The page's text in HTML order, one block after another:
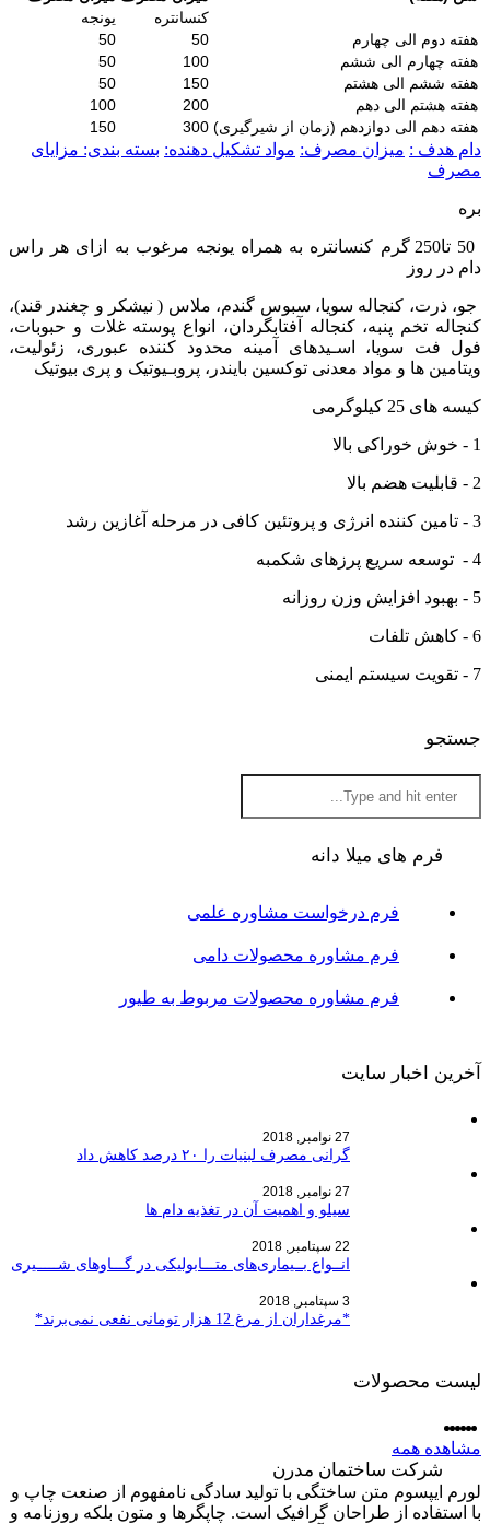
کنسانتره
یونجه
هفته دوم الی چهارم
50
50
هفته چهارم الی ششم
100
50
هفته ششم الی هشتم
150
50
هفته هشتم الی دهم
200
100
هفته دهم الی دوازدهم (زمان از شیرگیری) 300
150
دام هدف : میزان مصرف: مواد تشکیل دهنده: بسته بندی: مزایای
مصرف
بره
50 تا250 گرم کنسانتره به همراه یونجه مرغوب به ازای هر راس
دام در روز
جو، ذرت، کنجاله سویا، سبوس گندم، ملاس ( نیشکر و چغندر قند)،
کنجاله تخم پنبه، کنجاله آفتابگردان، انواع پوسته غلات و حبوبات،
فول فت سویا، اسـیدهای آمینه محدود کننده عبوری، زئولیت،
ویتامین ها و مواد معدنی توکسین بایندر، پروبـیوتیک و پری بیوتیک
کیسه های 25 کیلوگرمی
1 - خوش خوراکی بالا
2 - قابلیت هضم بالا
3 - تامین کننده انرژی و پروتئین کافی در مرحله آغازین رشد
4 - توسعه سریع پرزهای شکمبه
5 - بهبود افزایش وزن روزانه
6 - کاهش تلفات
7 - تقویت سیستم ایمنی
جستجو
فرم های میلا دانه
فرم درخواست مشاوره علمی
فرم مشاوره محصولات دامی
فرم مشاوره محصولات مربوط به طیور
آخرین اخبار سایت
27 نوامبر, 2018
گرانی مصرف لبنیات را ۲۰ درصد کاهش داد
27 نوامبر, 2018
سیلو و اهمیت آن در تغذیه دام ها
22 سپتامبر, 2018
انــواع بــیماری‌های متـــابولیکی در گـــاوهای شـــــیری
3 سپتامبر, 2018
*مرغداران از مرغ 12 هزار تومانی نفعی نمی‌برند*
لیست محصولات
مشاهده همه
شرکت ساختمان مدرن
لورم ایپسوم متن ساختگی با تولید سادگی نامفهوم از صنعت چاپ و
با استفاده از طراحان گرافیک است. چاپگرها و متون بلکه روزنامه و